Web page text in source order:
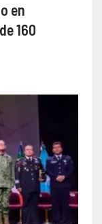
en
160